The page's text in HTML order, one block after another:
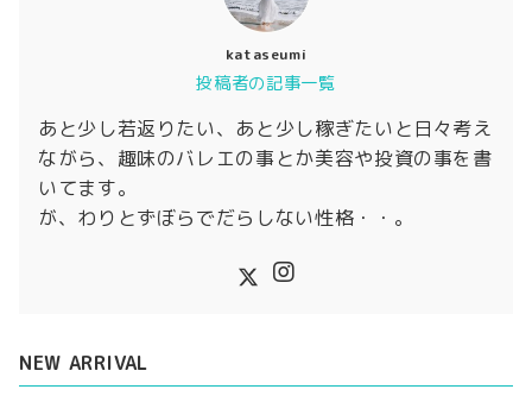
kataseumi
投稿者の記事一覧
あと少し若返りたい、あと少し稼ぎたいと日々考え
ながら、趣味のバレエの事とか美容や投資の事を書
いてます。
が、わりとずぼらでだらしない性格・・。
NEW ARRIVAL